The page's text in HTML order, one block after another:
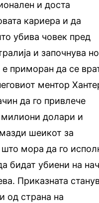
и доста
кариера и да
убива човек пред
и започнува
е приморан да се
ментор
да го привлече
милиони долари и
шеикот за
што мора да го
бидат убиени на
Приказната
од страна на